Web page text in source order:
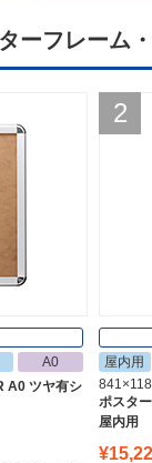
ーフレーム
A0
A0 ツヤ有シ
2
屋内用
ポスタ
屋内用